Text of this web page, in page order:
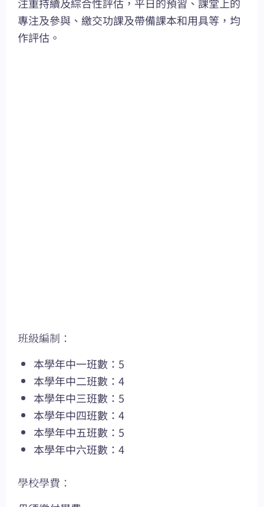
注重持續及綜合性評估，平日的預習、課堂上的
專注及參與、繳交功課及帶備課本和用具等，均
作評估。
班級編制：
本學年中一班數：5
本學年中二班數：4
本學年中三班數：5
本學年中四班數：4
本學年中五班數：5
本學年中六班數：4
學校學費：